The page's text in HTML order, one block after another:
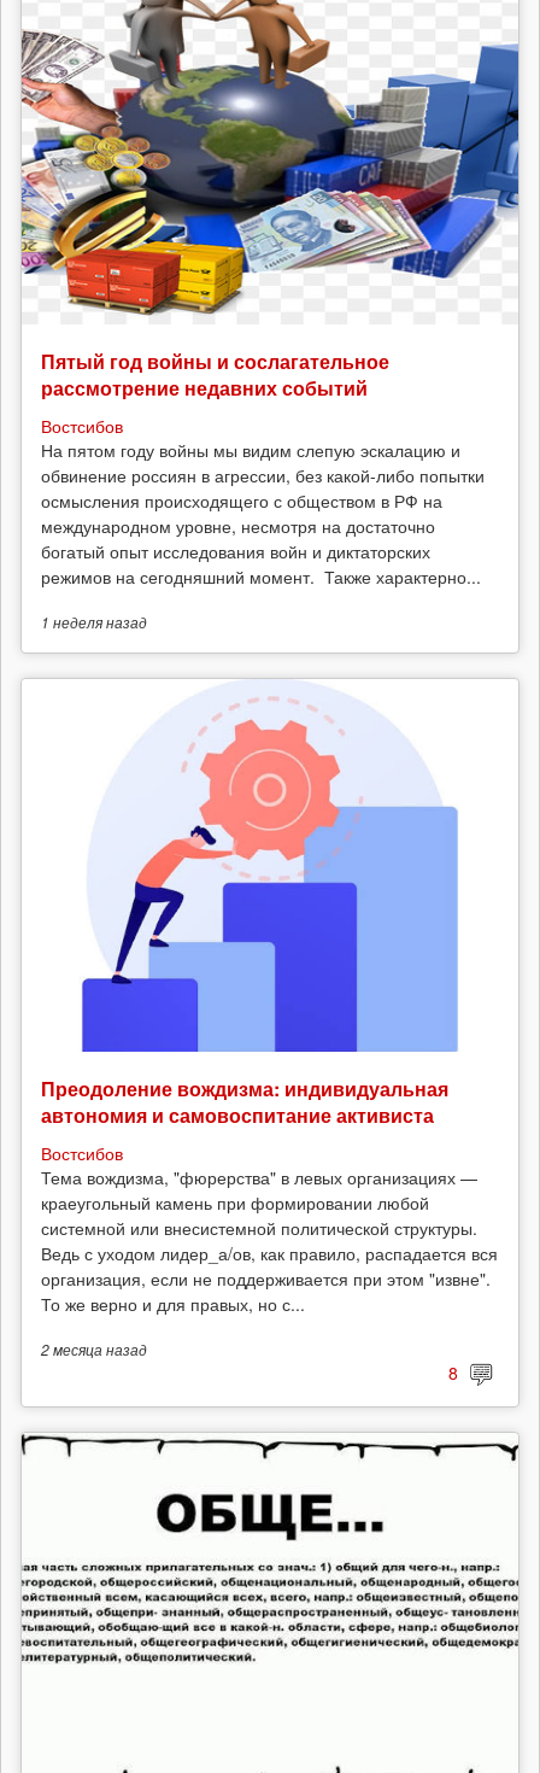
Пятый год войны и сослагательное
рассмотрение недавних событий
Востсибов
На пятом году войны мы видим слепую эскалацию и
обвинение россиян в агрессии, без какой-либо попытки
осмысления происходящего с обществом в РФ на
международном уровне, несмотря на достаточно
богатый опыт исследования войн и диктаторских
режимов на сегодняшний момент. Также характерно...
1 неделяназад
Преодоление вождизма: индивидуальная
автономия и самовоспитание активиста
Востсибов
Тема вождизма, "фюрерства" в левых организациях —
краеугольный камень при формировании любой
системной или внесистемной политической структуры.
Ведь с уходом лидер_а/ов, как правило, распадается вся
организация, если не поддерживается при этом "извне".
То же верно и для правых, но с...
2 месяца назад
8